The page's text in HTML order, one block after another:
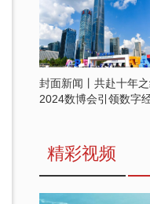
封面新闻丨共赴十年
2024数博会引领数字
精彩视频